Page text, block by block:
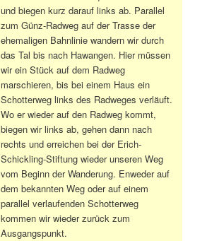
und biegen kurz darauf links ab. Parallel
zum Günz-Radweg auf der Trasse der
ehemaligen Bahnlinie wandern wir durch
das Tal bis nach Hawangen. Hier müssen
wir ein Stück auf dem Radweg
marschieren, bis bei einem Haus ein
Schotterweg links des Radweges verläuft.
Wo er wieder auf den Radweg kommt,
biegen wir links ab, gehen dann nach
rechts und erreichen bei der Erich-
Schickling-Stiftung wieder unseren Weg
vom Beginn der Wanderung. Enweder auf
dem bekannten Weg oder auf einem
parallel verlaufenden Schotterweg
kommen wir wieder zurück zum
Ausgangspunkt.